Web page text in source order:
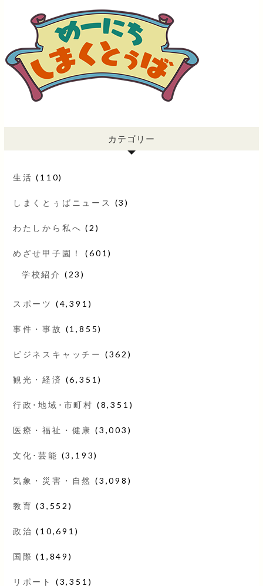
カテゴリー
生活 (110)
しまくとぅばニュース (3)
わたしから私へ (2)
めざせ甲子園！ (601)
学校紹介 (23)
スポーツ (4,391)
事件・事故 (1,855)
ビジネスキャッチー (362)
観光・経済 (6,351)
行政･地域･市町村 (8,351)
医療・福祉・健康 (3,003)
文化･芸能 (3,193)
気象・災害・自然 (3,098)
教育 (3,552)
政治 (10,691)
国際 (1,849)
リポート (3,351)